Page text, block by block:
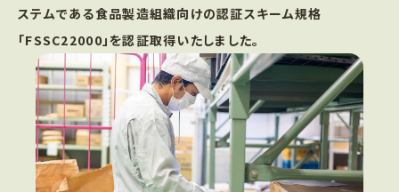
ステムである食品製造組織向けの認証スキーム規格
「FSSC22000」を認証取得いたしました。